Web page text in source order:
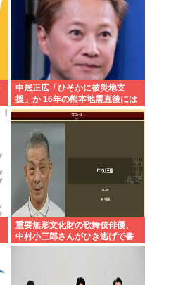
中居正広「ひそかに被災地支
援」か 16年の熊本地震直後には
現地で炊き出し “誰にも知られな
くて良い”と、強まる福祉活動へ
の思い
重要無形文化財の歌舞伎俳優、
中村小三郎さんがひき逃げで書
類送検